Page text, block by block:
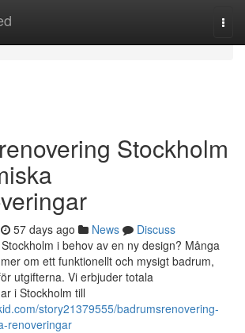
Stockholm
57 days ago News
Discuss
i behov av en ny design? Många
om ett funktionellt och mysigt badrum,
utgifterna. Vi erbjuder totala
i Stockholm till
story21379555/badrumsrenovering-
renoveringar